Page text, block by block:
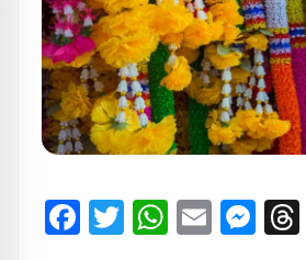
Facebook
TwitterEmail